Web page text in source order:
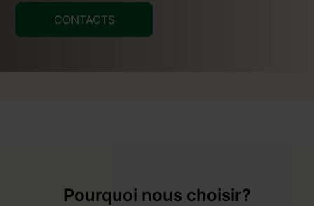
CONTACTS
Pourquoi nous choisir?